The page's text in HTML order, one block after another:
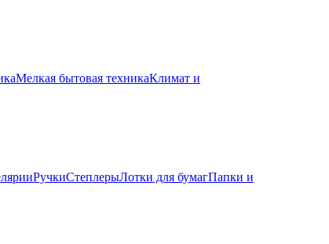
Мелкая бытовая техникаКлимат и
РучкиСтеплерыЛотки для бумагПапки и